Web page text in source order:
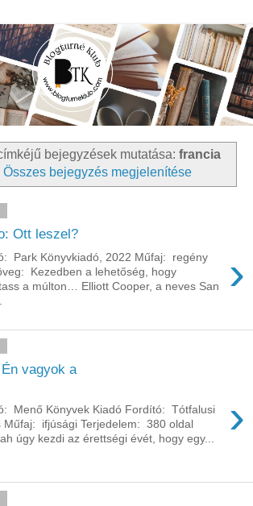
bejegyzések mutatása: francia
Összes bejegyzés megjelenítése
Ott leszel?
›
Park Könyvkiadó, 2022 Műfaj: regény
Kezedben ​a lehetőség, hogy
a múlton… Elliott Cooper, a neves San
vagyok a
›
Menő Könyvek Kiadó Fordító: Tótfalusi
Műfaj: ifjúsági Terjedelem: 380 oldal
úgy kezdi az érettségi évét, hogy egy...